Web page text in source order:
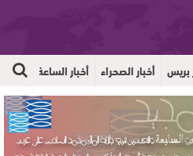
بريس أخبار الصحراء أخبار الساعة